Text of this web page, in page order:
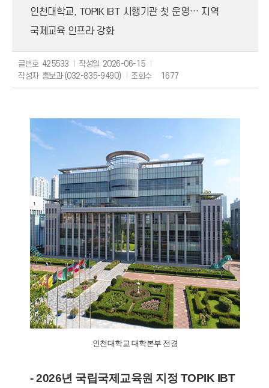
해명자료
인천대학교, TOPIK IBT 시행기관 첫 운영… 지역
국제교육 인프라 강화
글번호 425533 작성일 2026-06-15
작성자 홍보과 (032-835-9490) 조회수 1677
인천대학교 대학본부 전경
- 2026년 국립국제교육원 지정 TOPIK IBT